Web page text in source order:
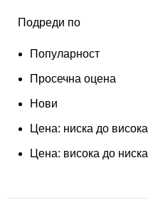
Подреди по
Популарност
Просечна оцена
Нови
Цена: ниска до висока
Цена: висока до ниска